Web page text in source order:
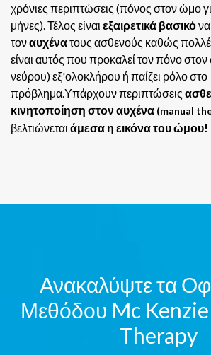
χρόνιες περιπτώσεις (πόνος στον ώμο
μήνες). Τέλος είναι εξαιρετικά βασικό
τοναυχένατους ασθενούς καθώς
είναι αυτός που προκαλεί τον πόνο
νεύρου) εξ'ολοκλήρου ή παίζει ρόλο στο
πρόβλημα.Υπάρχουν περιπτώσεις
κινητοποίηση στον αυχένα (manual
βελτιώνεται άμεσα η εικόνα του ώμου!
Ανακαλύψτε τα
Μεθόδου Mc
Therapy